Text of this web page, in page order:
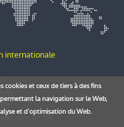
internationale
terrain 34
cookies et ceux de tiers à des fins
la navigation sur le Web,
et d'optimisation du Web.